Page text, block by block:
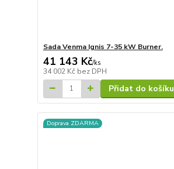
Sada Venma Ignis 7-35 kW Burner.
41 143 Kč/ks
34 002 Kč bez DPH
Přidat do košíku
Doprava ZDARMA